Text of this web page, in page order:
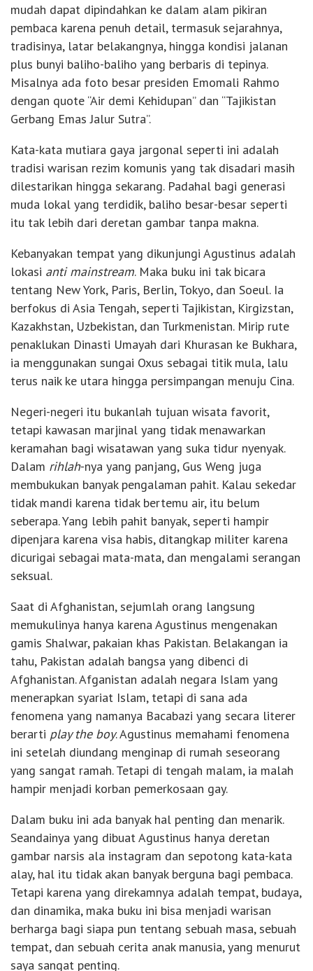
mudah dapat dipindahkan ke dalam alam pikiran
pembaca karena penuh detail, termasuk sejarahnya,
tradisinya, latar belakangnya, hingga kondisi jalanan
plus bunyi baliho-baliho yang berbaris di tepinya.
Misalnya ada foto besar presiden Emomali Rahmo
dengan quote “Air demi Kehidupan” dan “Tajikistan
Gerbang Emas Jalur Sutra”.
Kata-kata mutiara gaya jargonal seperti ini adalah
tradisi warisan rezim komunis yang tak disadari masih
dilestarikan hingga sekarang. Padahal bagi generasi
muda lokal yang terdidik, baliho besar-besar seperti
itu tak lebih dari deretan gambar tanpa makna.
Kebanyakan tempat yang dikunjungi Agustinus adalah
lokasi anti mainstream. Maka buku ini tak bicara
tentang New York, Paris, Berlin, Tokyo, dan Soeul. Ia
berfokus di Asia Tengah, seperti Tajikistan, Kirgizstan,
Kazakhstan, Uzbekistan, dan Turkmenistan. Mirip rute
penaklukan Dinasti Umayah dari Khurasan ke Bukhara,
ia menggunakan sungai Oxus sebagai titik mula, lalu
terus naik ke utara hingga persimpangan menuju Cina.
Negeri-negeri itu bukanlah tujuan wisata favorit,
tetapi kawasan marjinal yang tidak menawarkan
keramahan bagi wisatawan yang suka tidur nyenyak.
Dalam rihlah-nya yang panjang, Gus Weng juga
membukukan banyak pengalaman pahit. Kalau sekedar
tidak mandi karena tidak bertemu air, itu belum
seberapa. Yang lebih pahit banyak, seperti hampir
dipenjara karena visa habis, ditangkap militer karena
dicurigai sebagai mata-mata, dan mengalami serangan
seksual.
Saat di Afghanistan, sejumlah orang langsung
memukulinya hanya karena Agustinus mengenakan
gamis Shalwar, pakaian khas Pakistan. Belakangan ia
tahu, Pakistan adalah bangsa yang dibenci di
Afghanistan. Afganistan adalah negara Islam yang
menerapkan syariat Islam, tetapi di sana ada
fenomena yang namanya Bacabazi yang secara literer
berarti play the boy. Agustinus memahami fenomena
ini setelah diundang menginap di rumah seseorang
yang sangat ramah. Tetapi di tengah malam, ia malah
hampir menjadi korban pemerkosaan gay.
Dalam buku ini ada banyak hal penting dan menarik.
Seandainya yang dibuat Agustinus hanya deretan
gambar narsis ala instagram dan sepotong kata-kata
alay, hal itu tidak akan banyak berguna bagi pembaca.
Tetapi karena yang direkamnya adalah tempat, budaya,
dan dinamika, maka buku ini bisa menjadi warisan
berharga bagi siapa pun tentang sebuah masa, sebuah
tempat, dan sebuah cerita anak manusia, yang menurut
saya sangat penting.